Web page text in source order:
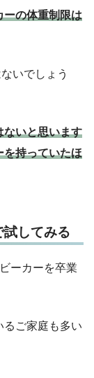
ーの体重制限は
いでしょう
ないと思います
を持っていたほ
してみる
ーカーを卒業
るご家庭も多い